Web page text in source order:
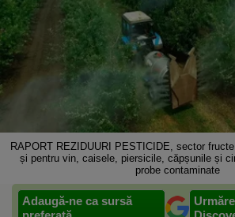
RAPORT REZIDUURI PESTICIDE, sector
și pentru vin, caisele, piersicile, căpșunile și
probe contaminate
Adaugă-ne ca sursă